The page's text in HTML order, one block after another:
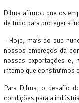
Dilma afirmou que os
de tudo para proteger a
- Hoje, mais do que
nossos empregos da
nossas exportações e,
interno que construímos
Para Dilma, o desafio
condições para a